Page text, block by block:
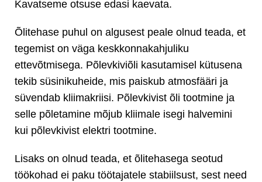
Kavatseme otsuse edasi kaevata.
Õlitehase puhul on algusest peale olnud teada, et
tegemist on väga keskkonnakahjuliku
ettevõtmisega. Põlevkiviõli kasutamisel kütusena
tekib süsinikuheide, mis paiskub atmosfääri ja
süvendab kliimakriisi. Põlevkivist õli tootmine ja
selle põletamine mõjub kliimale isegi halvemini
kui põlevkivist elektri tootmine.
Lisaks on olnud teada, et õlitehasega seotud
töökohad ei paku töötajatele stabiilsust, sest need